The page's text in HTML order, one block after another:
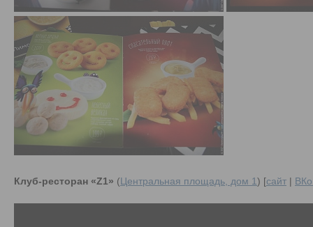
Клуб-ресторан «Z1» (Центральная площадь, дом 1) [сайт |